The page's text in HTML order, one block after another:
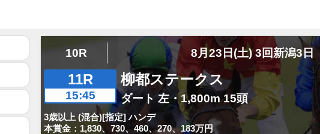
10R 8月23日(土) 3回新潟3日
11R
15:45
柳都ステークス
ダート 左・1,800m 15頭
3歳以上 (混合)[指定] ハンデ
本賞金：1,830、730、460、270、183万円